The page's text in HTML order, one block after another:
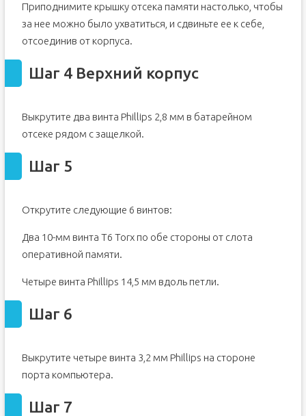
Шаг 19 Задняя рамка дисплея
Шаг 22
Шаг 24 Инвертор дисплея
Шаг 25
Шаг 27 Сборка сцепления
Шаг 29
Шаг 33
Приподнимите крышку отсека памяти настолько, чтобы
за нее можно было ухватиться, и сдвиньте ее к себе,
отсоединив от корпуса.
Шаг 4 Верхний корпус
Выкрутите два винта Phillips 2,8 мм в батарейном
отсеке рядом с защелкой.
Шаг 5
Открутите следующие 6 винтов:
Два 10-мм винта T6 Torx по обе стороны от слота
оперативной памяти.
Четыре винта Phillips 14,5 мм вдоль петли.
Шаг 6
Выкрутите четыре винта 3,2 мм Phillips на стороне
порта компьютера.
Шаг 7